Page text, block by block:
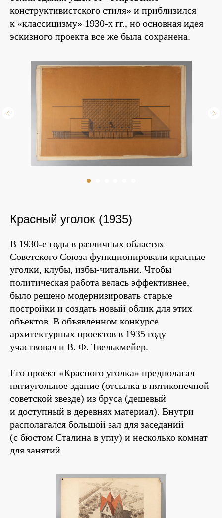
конструктивистского стиля» и приблизился
к «классицизму» 1930-х гг., но основная идея
эскизного проекта все же была сохранена.
Красный уголок (1935)
В 1930-е годы в различных областях
Советского Союза функционировали красные
уголки, клубы, избы-читальни. Чтобы
политическая работа велась эффективнее,
было решено модернизировать старые
постройки и создать новый облик для этих
объектов. В объявленном конкурсе
архитектурных проектов в 1935 году
участвовал и В. Ф. Твелькмейер.
Его проект «Красного уголка» предполагал
пятиугольное здание (отсылка в пятиконечной
советской звезде) из бруса (дешевый
и доступный в деревнях материал). Внутри
располагался большой зал для заседаний
(с бюстом Сталина в углу) и несколько комнат
для занятий.